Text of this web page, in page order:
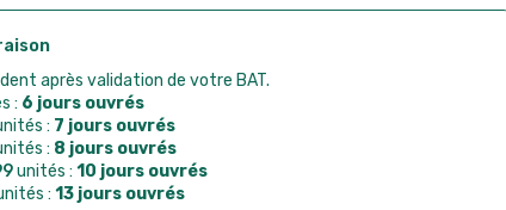
:paiement sécurisé par carte bancaire
:
règlement sur facture après la commande
par mandat administratif après la commande
après validation de votre BAT.
: 6 jours ouvrés
: 7 jours ouvrés
: 8 jours ouvrés
unités : 10 jours ouvrés
: 13 jours ouvrés